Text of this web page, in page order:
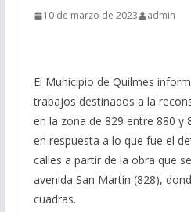
10 de marzo de 2023 admin
El Municipio de Quilmes
trabajos destinados a la
en la zona de 829 entre 880 y
en respuesta a lo que fue el
calles a partir de la obra que
avenida San Martín (828),
cuadras.